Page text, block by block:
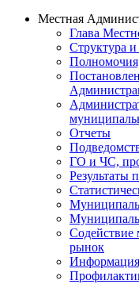
Местная
Глава
Структура
Отчеты
ГО и ЧС,
Результаты
Содействие
рынок
Информация